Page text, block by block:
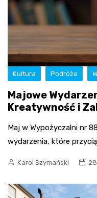
Kultura Podróże
Majowe
Kreatywność i
Maj w Wypożyczalni nr
wydarzenia, które
Karol Szymański